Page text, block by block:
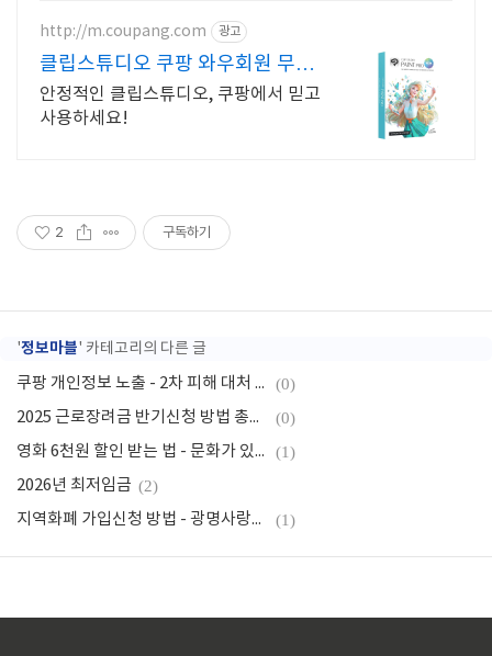
http://m.coupang.com 광고
클립스튜디오 쿠팡 와우회원 무제
한 무료배송
안정적인 클립스튜디오, 쿠팡에서 믿고
사용하세요!
2 구독하기
'정보마블' 카테고리의 다른 글
쿠팡 개인정보 노출 - 2차 피해 대처 방법 (0)
2025 근로장려금 반기신청 방법 총정리 (자격, 지급일까지) (0)
영화 6천원 할인 받는 법 - 문화가 있는 날은 1천원 (1)
2026년 최저임금 (2)
지역화폐 가입신청 방법 - 광명사랑화폐 (1)